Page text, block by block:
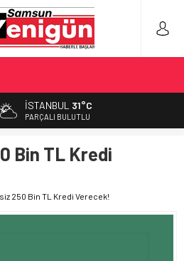
İSTANBUL 31°C
PARÇALI BULUTLU
Bin TL Kredi
250 Bin TL Kredi Verecek!